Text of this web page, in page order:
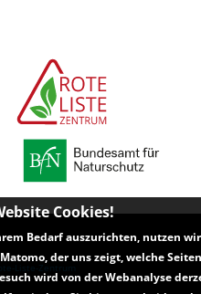
Liste-Zentrum
Cookies!
Bedarf auszurichten, nutzen wir
der uns zeigt, welche Seiten
wird von der Webanalyse